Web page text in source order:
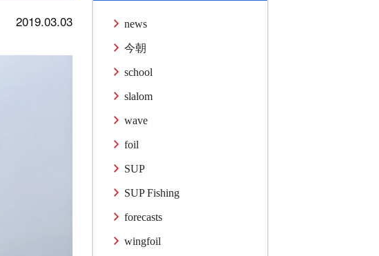
2019.03.03 news
今朝
school
slalom
wave
foil
SUP
SUP Fishing
forecasts
wingfoil